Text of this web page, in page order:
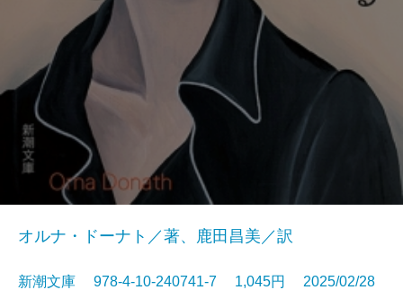
オルナ・ドーナト／著、鹿田昌美／訳
新潮文庫 978-4-10-240741-7 1,045円 2025/02/28